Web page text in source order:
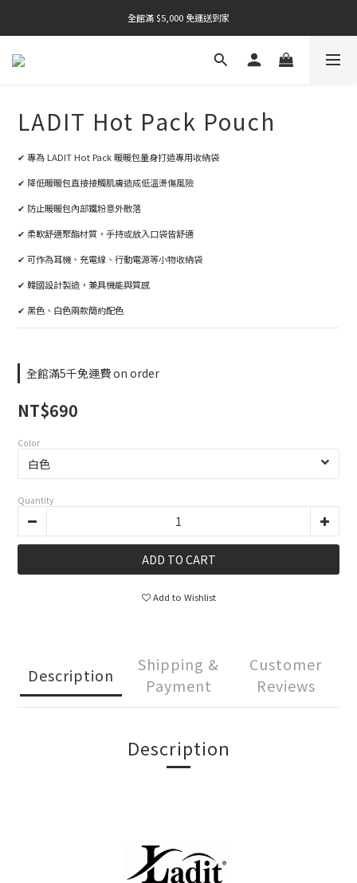
全館滿 $5,000 免運送到家
全館滿 $5,000 免運送到家
全館滿 $5,000 免運送到家
LADIT Hot Pack Pouch
✔ 專為 LADIT Hot Pack 暖暖包量身打造專用收納袋
✔ 降低暖暖包直接接觸肌膚造成低溫燙傷風險
✔ 防止暖暖包內部鐵粉意外散落
✔ 柔軟舒適聚酯材質，手持或放入口袋皆舒適
✔ 可作為耳機、充電線、行動電源等小物收納袋
✔ 韓國設計製造，兼具機能與質感
✔ 黑色、白色兩款簡約配色
全館滿5千免運費 on order
NT$690
Color
Quantity
ADD TO CART
Add to Wishlist
Description
Shipping &
Payment
Customer
Reviews
Description